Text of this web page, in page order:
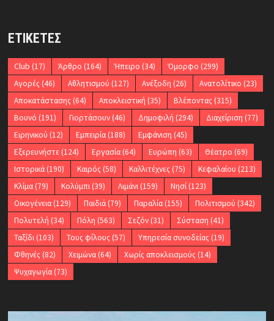
ΕΤΙΚΈΤΕΣ
Club (17) Άρθρο (164) Ήπειρο (34) Όμορφο (299)
Αγορές (46) Αθλητισμού (127) Ανέξοδη (26) Ανατολίτικο (23)
Αποκατάστασης (64) Αποκλειστική (35) Βλέποντας (315)
Βουνό (191) Γιορτάσουν(46) Δημοφιλή (294) Διαχείριση (77)
Ειρηνικού (12) Εμπειρία(188) Εμφάνιση (45)
Εξερευνήστε(124) Εργασία(64) Ευρώπη (63) Θέατρο (69)
Ιστορικά(190) Καιρός (58) Καλλιτέχνες (75) Κεφαλαίου (213)
Κλίμα(79) Κολύμπι(39) Λιμάνι(159) Νησί(123)
Οικογένεια(129) Παιδιά(79) Παραλία(155) Πολιτισμού (342)
Πολυτελή (34) Πόλη (563) Σεζόν(31) Σύσταση (41)
Ταξίδι(103) Τους φίλους (57) Υπηρεσία συνοδείας (19)
Φθηνές (82) Χειμώνα(64) Χωρίς αποκλεισμούς (14)
Ψυχαγωγία(73)